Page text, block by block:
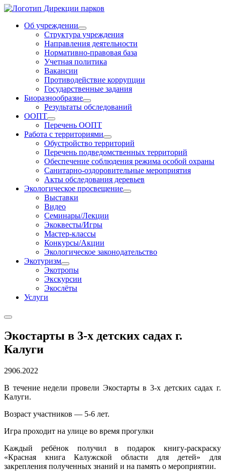
Об учреждении
Структура учреждения
Направления деятельности
Нормативно-правовая база
Учетная политика
Вакансии
Противодействие коррупции
Государственные задания
Биоразнообразие
Результаты обследований
ООПТ
Перечень ООПТ
Работа с территориями
Обустройство территорий
Перечень подведомственных территорий
Обеспечение соблюдения режима особой охраны
Санитарно-оздоровительные мероприятия
Акты обследования деревьев
Экологическое просвещение
Выставки
Видео
Семинары/Лекции
Экоквесты/Игры
Мастер-классы
Конкурсы/Акции
Экологическое законодательство
Экотуризм
Экотропы
Экскурсии
Экослёты
Услуги
Экостарты в 3-х детских садах г.
Калуги
2906.2022
В течение недели провели Экостарты в 3-х детских садах г.
Калуги.
Возраст участников — 5-6 лет.
Игра проходит на улице во время прогулки
Каждый ребёнок получил в подарок книгу-раскраску
«Красная книга Калужской области для детей» для
закрепления полученных знаний и на память о мероприятии.